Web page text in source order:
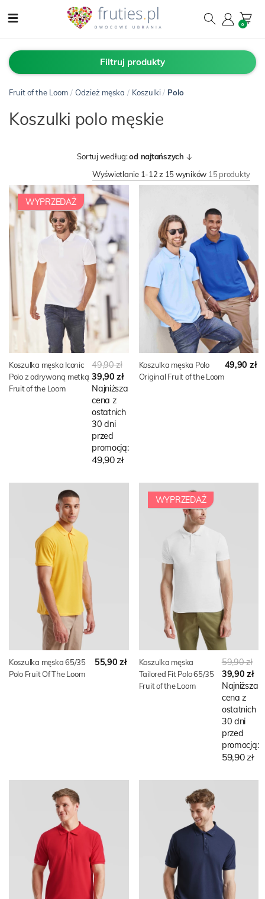
0
Filtruj produkty
Fruit of the Loom / Odzież męska / Koszulki / Polo
Koszulki polo męskie
Sortuj według:od najtańszych
Wyświetlanie 1-12 z 15 wyników 15 produkty
Koszulka męska Iconic
Polo z odrywaną metką
Fruit of the Loom
WYPRZEDAŻ
49,90 zł
39,90 zł
Najniższa
cena z
ostatnich
30 dni
przed
promocją:
49,90 zł
Koszulka męska Polo
Original Fruit of the Loom
49,90 zł
Koszulka męska 65/35
Polo Fruit Of The Loom
55,90 zł
Koszulka męska
Tailored Fit Polo 65/35
Fruit of the Loom
WYPRZEDAŻ
59,90 zł
39,90 zł
Najniższa
cena z
ostatnich
30 dni
przed
promocją:
59,90 zł